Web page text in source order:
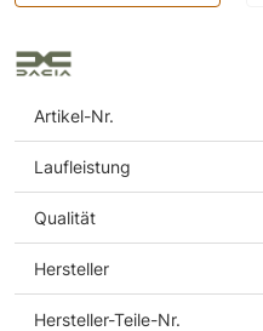
Artikel-Nr.
Laufleistung
Qualität
Hersteller
Hersteller-Teile-Nr.